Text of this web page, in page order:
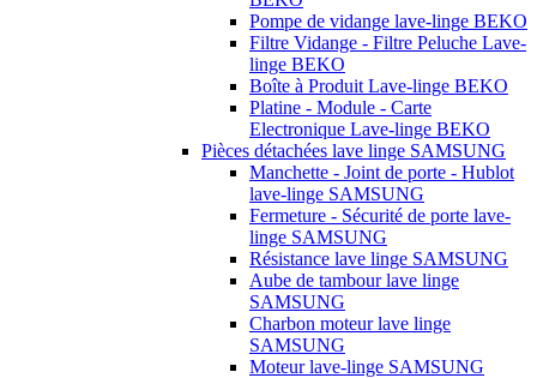
Pompe de vidange lave-linge BEKO
Filtre Vidange - Filtre Peluche Lave-
linge BEKO
Boîte à Produit Lave-linge BEKO
Platine - Module - Carte
Electronique Lave-linge BEKO
Pièces détachées lave linge SAMSUNG
Manchette - Joint de porte - Hublot
lave-linge SAMSUNG
Fermeture - Sécurité de porte lave-
linge SAMSUNG
Résistance lave linge SAMSUNG
Aube de tambour lave linge
SAMSUNG
Charbon moteur lave linge
SAMSUNG
Moteur lave-linge SAMSUNG